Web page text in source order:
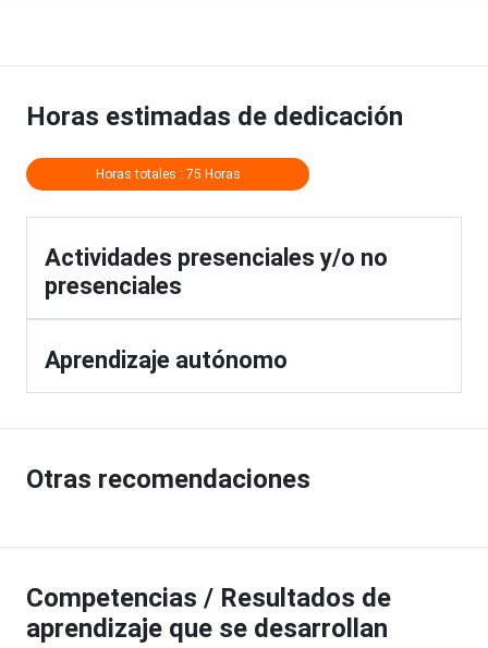
Horas estimadas de dedicación
Horas totales : 75 Horas
Actividades presenciales y/o no
presenciales
Aprendizaje autónomo
Otras recomendaciones
Competencias / Resultados de
aprendizaje que se desarrollan